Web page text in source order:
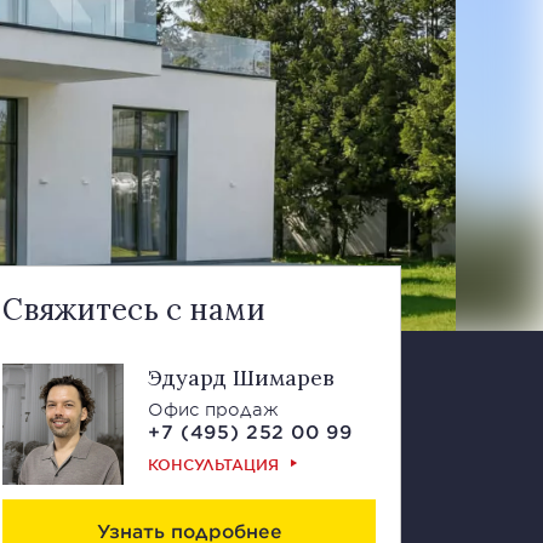
Свяжитесь с нами
Эдуард Шимарев
Офис продаж
+7 (495) 252 00 99
КОНСУЛЬТАЦИЯ
Узнать подробнее